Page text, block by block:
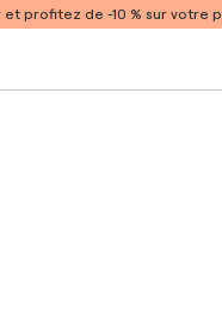
profitez de -10 % sur votre